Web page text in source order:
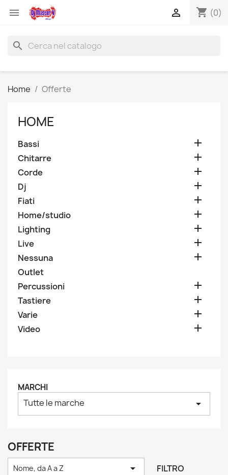
 shopping_cart (0)

search
Home Offerte
HOME
Bassi 
Chitarre 
Corde 
Dj 
Fiati 
Home/studio 
Lighting 
Live 
Nessuna 
Outlet
Percussioni

Tastiere 
Varie 
Video 
MARCHI
Tutte le marche arrow_drop_down
OFFERTE
Nome, da A a Z  FILTRO